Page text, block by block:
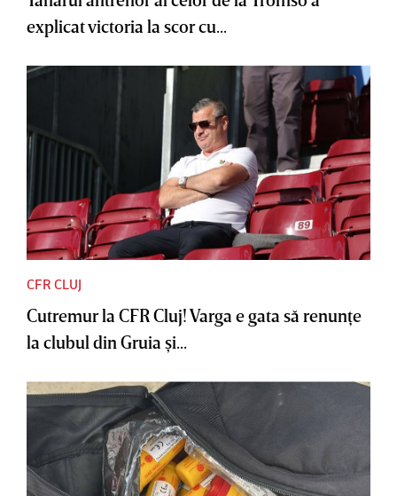
explicat victoria la scor cu...
CFR CLUJ
Cutremur la CFR Cluj! Varga e gata să renunţe
la clubul din Gruia şi...